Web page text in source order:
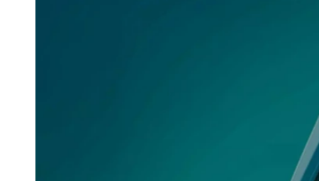
descubra os nossos automóveis usados
de todas as marcas, recondicionados e